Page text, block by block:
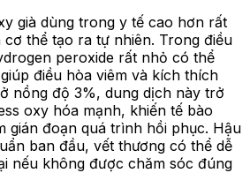
già dùng trong y tế cao hơn rất
cơ thể tạo ra tự nhiên. Trong điều
peroxide rất nhỏ có thể
điều hòa viêm và kích thích
nồng độ 3%, dung dịch này trở
oxy hóa mạnh, khiến tế bào
gián đoạn quá trình hồi phục. Hậu
ban đầu, vết thương có thể dễ
nếu không được chăm sóc đúng